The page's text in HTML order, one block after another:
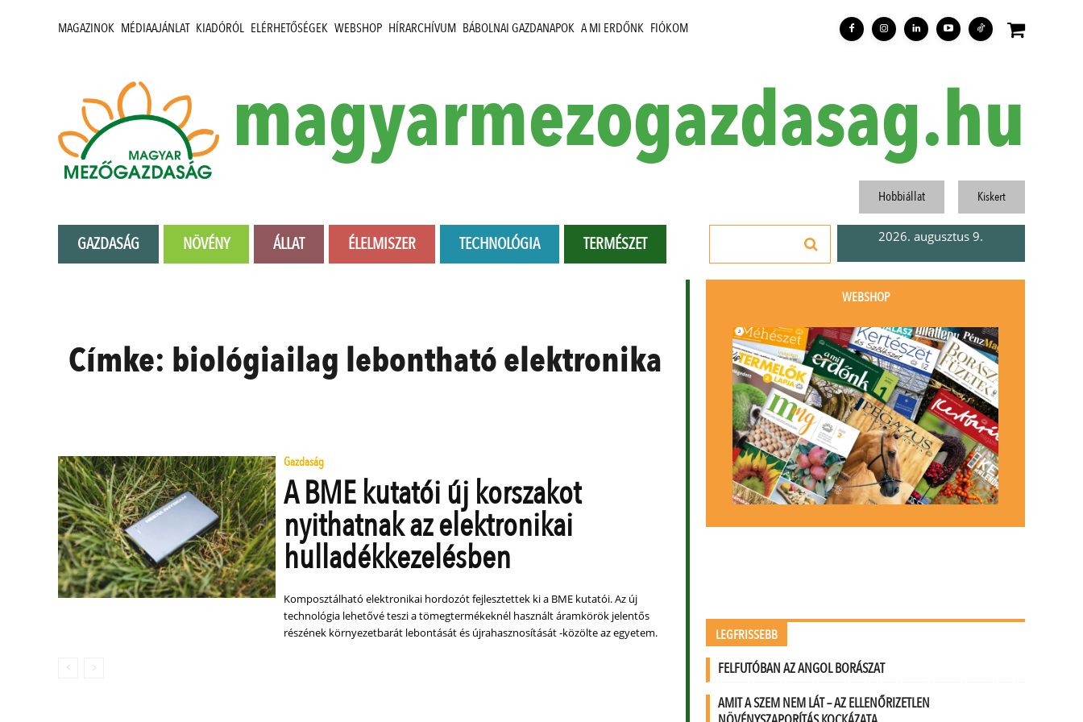
MAGAZINOK MÉDIAAJÁNLAT KIADÓRÓL ELÉRHETŐSÉGEK WEBSHOP HÍRARCHÍVUM BÁBOLNAI GAZDANAPOK A MI ERDŐNK FIÓKOM
magyarmezogazdasag.hu
GAZDASÁG NÖVÉNY ÁLLAT ÉLELMISZER TECHNOLÓGIA TERMÉSZET
Hobbiállat Kiskert
2026. augusztus 9.
Címke: biológiailag lebontható elektronika
Gazdaság
A BME kutatói új korszakot
nyithatnak az elektronikai
hulladékkezelésben
Komposztálható elektronikai hordozót fejlesztettek ki a BME kutatói. Az új
technológia lehetővé teszi a tömegtermékeknél használt áramkörök jelentős
részének környezetbarát lebontását és újrahasznosítását -közölte az egyetem.
WEBSHOP
LEGFRISSEBB
FELFUTÓBAN AZ ANGOL BORÁSZAT
AMIT A SZEM NEM LÁT – AZ ELLENŐRIZETLEN